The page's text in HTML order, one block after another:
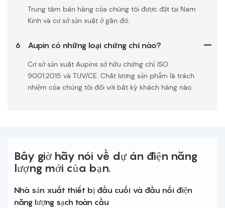
Trung tâm bán hàng của chúng tôi được đặt tại Nam
Kinh và cơ sở sản xuất ở gần đó.
6 Aupin có những loại chứng chỉ nào?
Cơ sở sản xuất Aupins sở hữu chứng chỉ ISO
9001:2015 và TUV/CE. Chất lượng sản phẩm là trách
nhiệm của chúng tôi đối với bất kỳ khách hàng nào.
Bây giờ hãy nói về dự án điện năng
lượng mới của bạn.
Nhà sản xuất thiết bị đầu cuối và đầu nối điện
năng lượng sạch toàn cầu